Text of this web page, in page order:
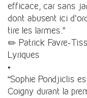
efficace, car sans
dont abusent ici
tire les larmes.”
✏️ Patrick Favre-
Lyriques
•
“Sophie Pondjiclis
Coigny durant la